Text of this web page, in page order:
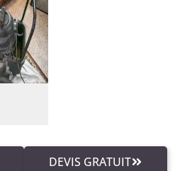
DEVIS GRATUIT